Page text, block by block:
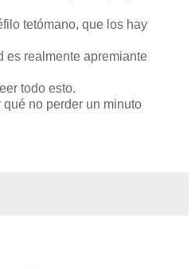
tetómano, que los hay
es realmente apremiante
todo esto.
no perder un minuto